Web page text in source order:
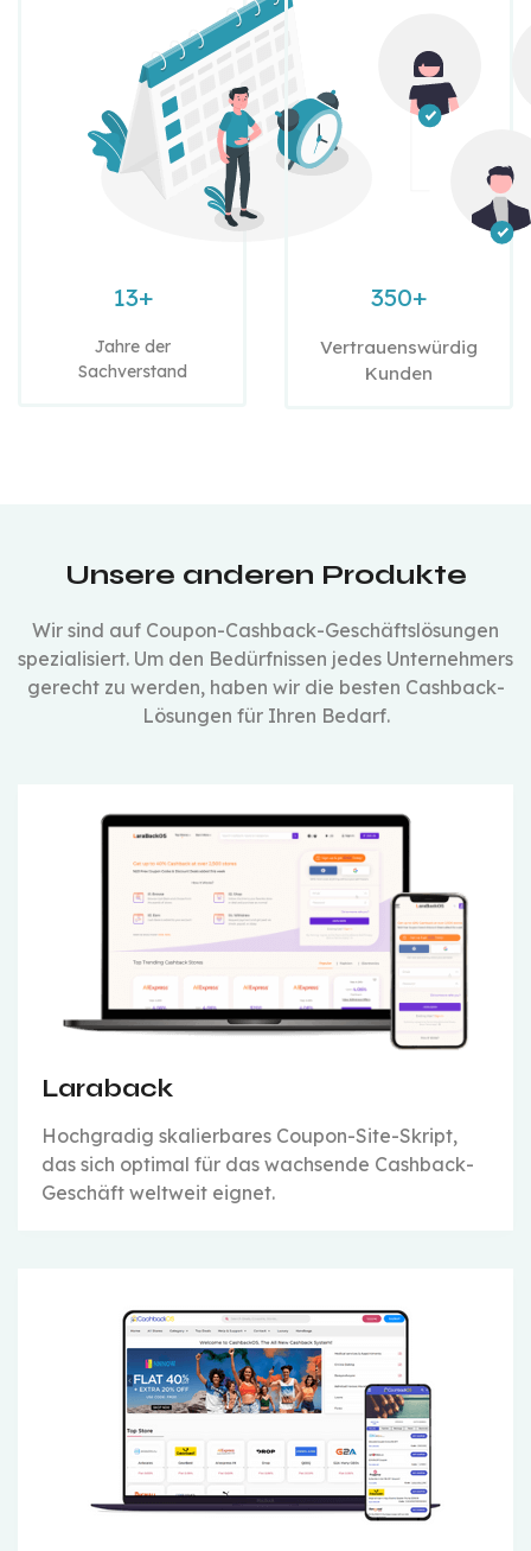
13+
Jahre der
Sachverstand
350+
Vertrauenswürdig
Kunden
Unsere anderen Produkte
Wir sind auf Coupon-Cashback-Geschäftslösungen
spezialisiert. Um den Bedürfnissen jedes Unternehmers
gerecht zu werden, haben wir die besten Cashback-
Lösungen für Ihren Bedarf.
Laraback
Hochgradig skalierbares Coupon-Site-Skript,
das sich optimal für das wachsende Cashback-
Geschäft weltweit eignet.